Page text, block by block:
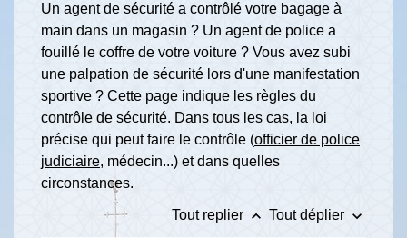
Un agent de sécurité a contrôlé votre bagage à
main dans un magasin ? Un agent de police a
fouillé le coffre de votre voiture ? Vous avez subi
une palpation de sécurité lors d'une manifestation
sportive ? Cette page indique les règles du
contrôle de sécurité. Dans tous les cas, la loi
précise qui peut faire le contrôle (officier de police
judiciaire, médecin...) et dans quelles
circonstances.
Tout replier keyboard_arrow_up Tout déplier keyboard_arrow_down